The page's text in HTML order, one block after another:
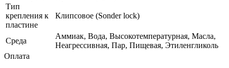
Тип
крепления к
пластине
Клипсовое (Sonder lock)
Среда
Аммиак, Вода, Высокотемпературная, Масла,
Неагрессивная, Пар, Пищевая, Этиленгликоль
Оплата